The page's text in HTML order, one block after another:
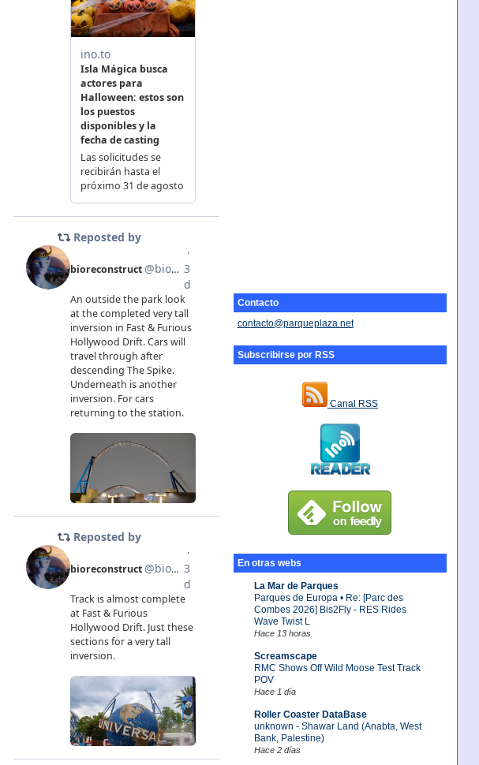
Contacto
contacto@parqueplaza.net
Subscribirse por RSS
Canal RSS
En otras webs
La Mar de Parques
Parques de Europa • Re: [Parc des
Combes 2026] Bis2Fly - RES Rides
Wave Twist L
Hace 13 horas
Screamscape
RMC Shows Off Wild Moose Test Track
POV
Hace 1 día
Roller Coaster DataBase
unknown - Shawar Land (Anabta, West
Bank, Palestine)
Hace 2 días